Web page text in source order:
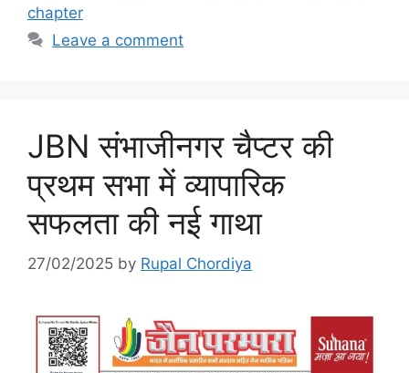
chapter
Leave a comment
JBN संभाजीनगर चैप्टर की
प्रथम सभा में व्यापारिक
सफलता की नई गाथा
27/02/2025 by Rupal Chordiya